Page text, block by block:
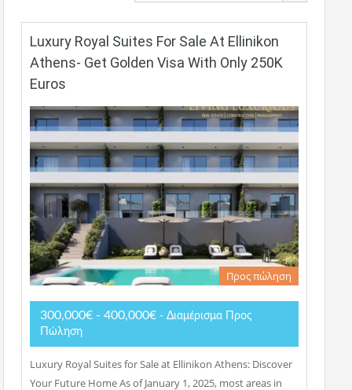
Luxury Royal Suites For Sale At Ellinikon
Athens- Get Golden Visa With Only 250K
Euros
Προς πώληση
300,000€ - 400,000€ - Διαμέρισμα Προς
Πώληση
Luxury Royal Suites for Sale at Ellinikon Athens: Discover
Your Future Home As of January 1, 2025, most areas in